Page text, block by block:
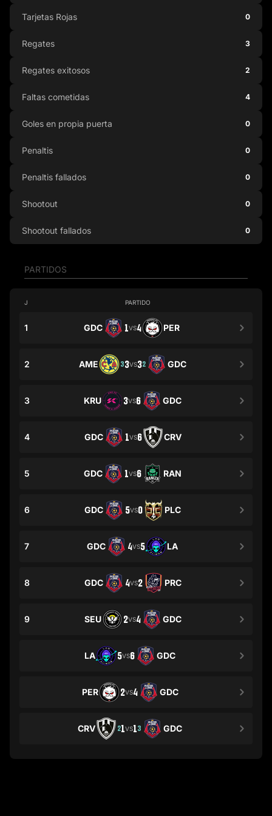
PARTIDOS
J PARTIDO
1 GDC 1VS4 PER
2 AME 33VS32 GDC
3 KRU 3VS6 GDC
4 GDC 1VS6 CRV
5 GDC 1VS6 RAN
6 GDC 5VS0 PLC
7 GDC 4VS5 LA
8 GDC 4VS2 PRC
9 SEU 2VS4 GDC
LA 5VS6 GDC
PER 2VS4 GDC
CRV 21VS13 GDC
Tarjetas Rojas 0
Regates 3
Regates exitosos 2
Faltas cometidas 4
Goles en propia puerta 0
Penaltis 0
Penaltis fallados 0
Shootout 0
Shootout fallados 0